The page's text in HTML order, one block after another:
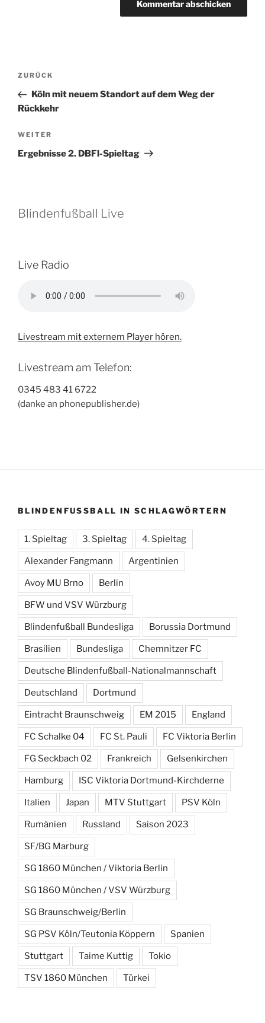
Beitragsnavigation
Vorheriger
Beitrag
ZURÜCK
Köln mit neuem Standort auf dem Weg der
Rückkehr
Nächster
Beitrag
WEITER
Ergebnisse 2. DBFl-Spieltag
Blindenfußball Live
Live Radio
Livestream mit externem Player hören.
Livestream am Telefon:
0345 483 41 6722
(danke an phonepublisher.de)
BLINDENFUSSBALL IN SCHLAGWÖRTERN
1. Spieltag 3. Spieltag 4. Spieltag
Alexander Fangmann Argentinien
Avoy MU Brno Berlin
BFW und VSV Würzburg
Blindenfußball Bundesliga Borussia Dortmund
Brasilien Bundesliga Chemnitzer FC
Deutsche Blindenfußball-Nationalmannschaft
Deutschland Dortmund
Eintracht Braunschweig EM 2015 England
FC Schalke 04 FC St. Pauli FC Viktoria Berlin
FG Seckbach 02 Frankreich Gelsenkirchen
Hamburg ISC Viktoria Dortmund-Kirchderne
Italien Japan MTV Stuttgart PSV Köln
Rumänien Russland Saison 2023
SF/BG Marburg
SG 1860 München / Viktoria Berlin
SG 1860 München / VSV Würzburg
SG Braunschweig/Berlin
SG PSV Köln/Teutonia Köppern Spanien
Stuttgart Taime Kuttig Tokio
TSV 1860 München Türkei